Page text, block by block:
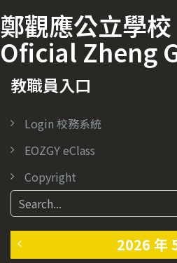
鄭觀應公立學
Oficial Zheng
教職員入口
Login 校務系統
EOZGY eClass
Copyright
2026 年